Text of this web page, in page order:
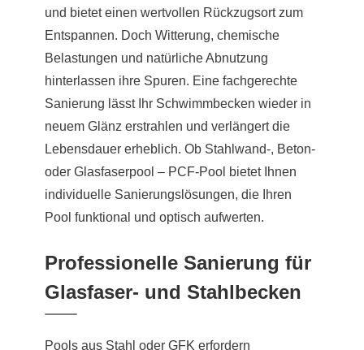
und bietet einen wertvollen Rückzugsort zum
Entspannen. Doch Witterung, chemische
Belastungen und natürliche Abnutzung
hinterlassen ihre Spuren. Eine fachgerechte
Sanierung lässt Ihr Schwimmbecken wieder in
neuem Glänz erstrahlen und verlängert die
Lebensdauer erheblich. Ob Stahlwand-, Beton-
oder Glasfaserpool – PCF-Pool bietet Ihnen
individuelle Sanierungslösungen, die Ihren
Pool funktional und optisch aufwerten.
Professionelle Sanierung für
Glasfaser- und Stahlbecken
Pools aus Stahl oder GFK erfordern